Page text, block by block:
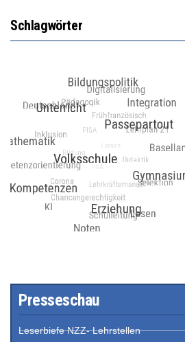
Schlagwörter
Presseschau
Leserbiefe NZZ- Lehrstellen